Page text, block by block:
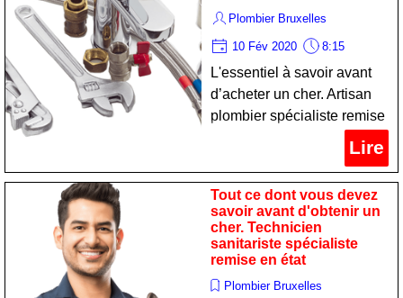
Plombier Bruxelles
10 Fév 2020 8:15
L'essentiel à savoir avant
d’acheter un cher. Artisan
plombier spécialiste remise
Lire
Tout ce dont vous devez
savoir avant d'obtenir un
cher. Technicien
sanitariste spécialiste
remise en état
Plombier Bruxelles